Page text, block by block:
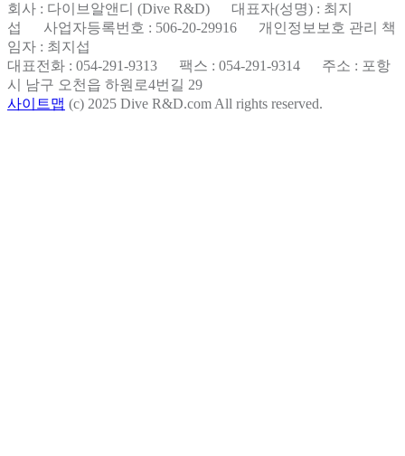
회사 : 다이브알앤디 (Dive R&D) 대표자(성명) : 최지
섭 사업자등록번호 : 506-20-29916 개인정보보호 관리 책
임자 : 최지섭
대표전화 : 054-291-9313 팩스 : 054-291-9314 주소 : 포항
시 남구 오천읍 하원로4번길 29
사이트맵 (c) 2025 Dive R&D.com All rights reserved.